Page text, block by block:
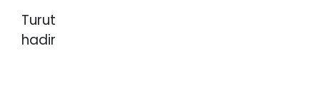
Turut
hadir